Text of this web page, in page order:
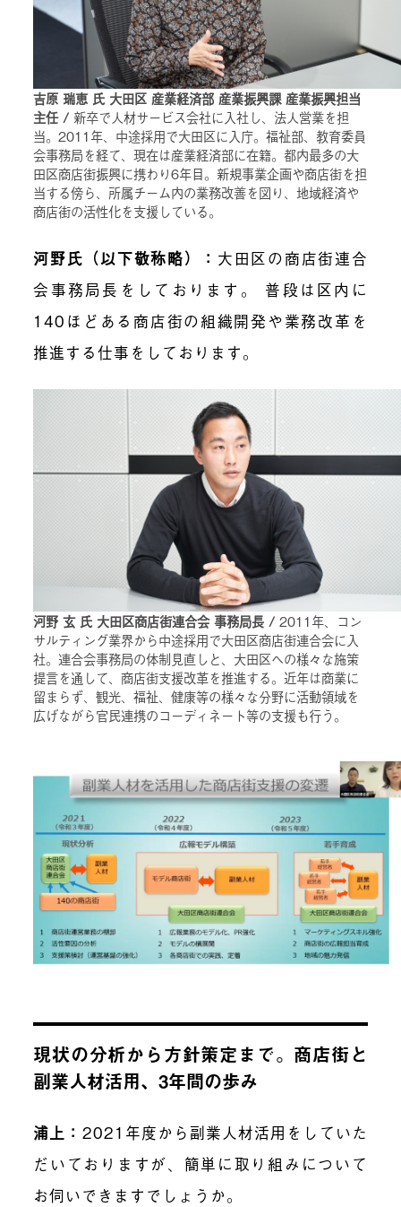
吉原 瑞恵 氏 大田区 産業経済部 産業振興課 産業振興担当
主任 / 新卒で人材サービス会社に入社し、法人営業を担
当。2011年、中途採用で大田区に入庁。福祉部、教育委員
会事務局を経て、現在は産業経済部に在籍。都内最多の大
田区商店街振興に携わり6年目。新規事業企画や商店街を担
当する傍ら、所属チーム内の業務改善を図り、地域経済や
商店街の活性化を支援している。
河野氏（以下敬称略）： 大田区の商店街連合
会事務局長をしております。 普段は区内に
140ほどある商店街の組織開発や業務改革を
推進する仕事をしております。
河野 玄 氏 大田区商店街連合会 事務局長 / 2011年、コン
サルティング業界から中途採用で大田区商店街連合会に入
社。連合会事務局の体制見直しと、大田区への様々な施策
提言を通して、商店街支援改革を推進する。近年は商業に
留まらず、観光、福祉、健康等の様々な分野に活動領域を
広げながら官民連携のコーディネート等の支援も行う。
現状の分析から方針策定まで。商店街と
副業人材活用、3年間の歩み
浦上： 2021年度から副業人材活用をしていた
だいておりますが、簡単に取り組みについて
お伺いできますでしょうか。